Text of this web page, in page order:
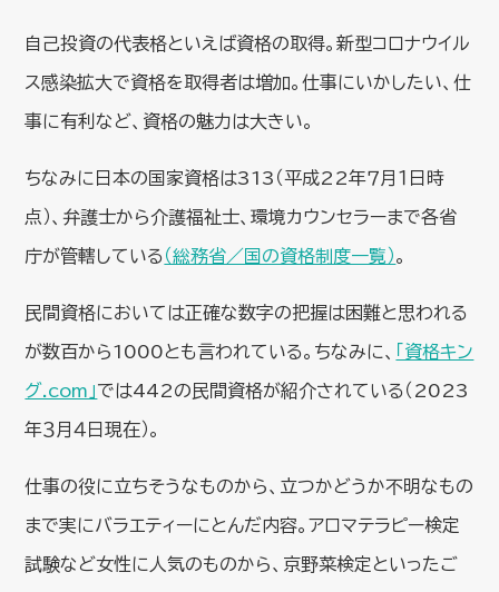
自己投資の代表格といえば資格の取得。新型コロナウイル
ス感染拡大で資格を取得者は増加。仕事にいかしたい、仕
事に有利など、資格の魅力は大きい。
ちなみに日本の国家資格は313（平成22年７月１日時
点）、弁護士から介護福祉士、環境カウンセラーまで各省
庁が管轄している （総務省／国の資格制度一覧）。
民間資格においては正確な数字の把握は困難と思われる
が数百から1000とも言われている。ちなみに、 「資格キン
グ.com」では442の民間資格が紹介されている（2023
年３月４日現在）。
仕事の役に立ちそうなものから、立つかどうか不明なもの
まで実にバラエティーにとんだ内容。アロマテラピー検定
試験など女性に人気のものから、京野菜検定といったご